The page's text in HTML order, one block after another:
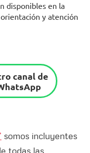
disponibles en la
y atención
canal de
somos incluyentes
todas las